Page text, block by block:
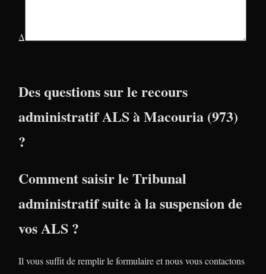
Δ
Des questions sur le recours
administratif ALS à Macouria (973)
?
Comment saisir le Tribunal
administratif suite à la suspension de
vos ALS ?
Il vous suffit de remplir le formulaire et nous vous contactons